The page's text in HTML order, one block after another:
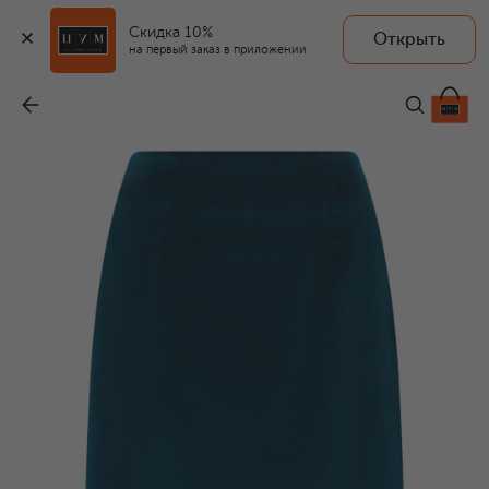
Скидка 10%
на первый заказ в приложении
Открыть
55 950 ₽